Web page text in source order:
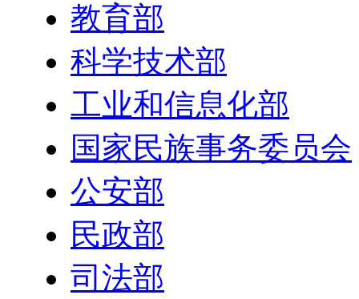
教育部
科学技术部
工业和信息化部
国家民族事务委员会
公安部
民政部
司法部